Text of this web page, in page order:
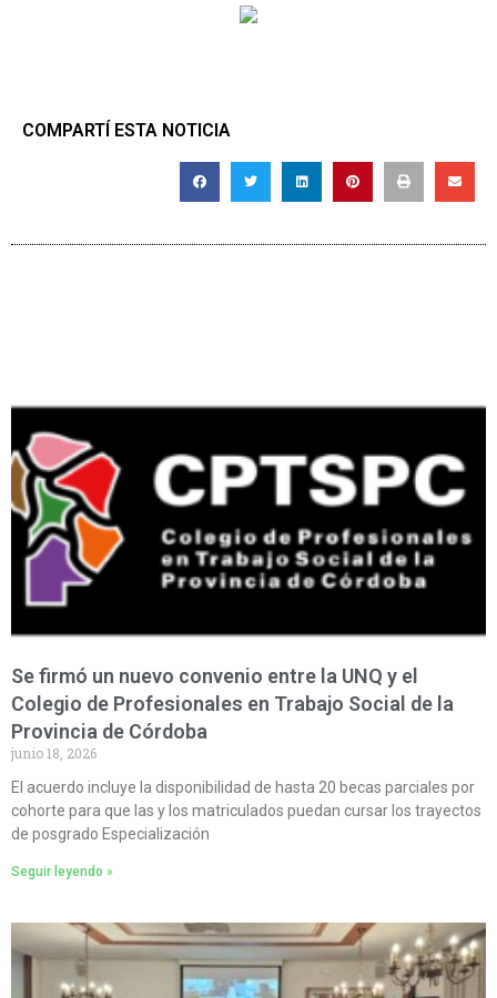
COMPARTÍ ESTA NOTICIA
Se firmó un nuevo convenio entre la UNQ y el
Colegio de Profesionales en Trabajo Social de la
Provincia de Córdoba
junio 18, 2026
El acuerdo incluye la disponibilidad de hasta 20 becas parciales por
cohorte para que las y los matriculados puedan cursar los trayectos
de posgrado Especialización
Seguir leyendo »